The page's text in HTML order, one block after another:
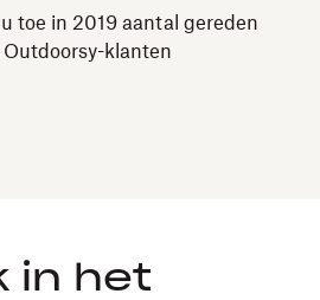
toe in 2019 aantal gereden
Outdoorsy-klanten
in het